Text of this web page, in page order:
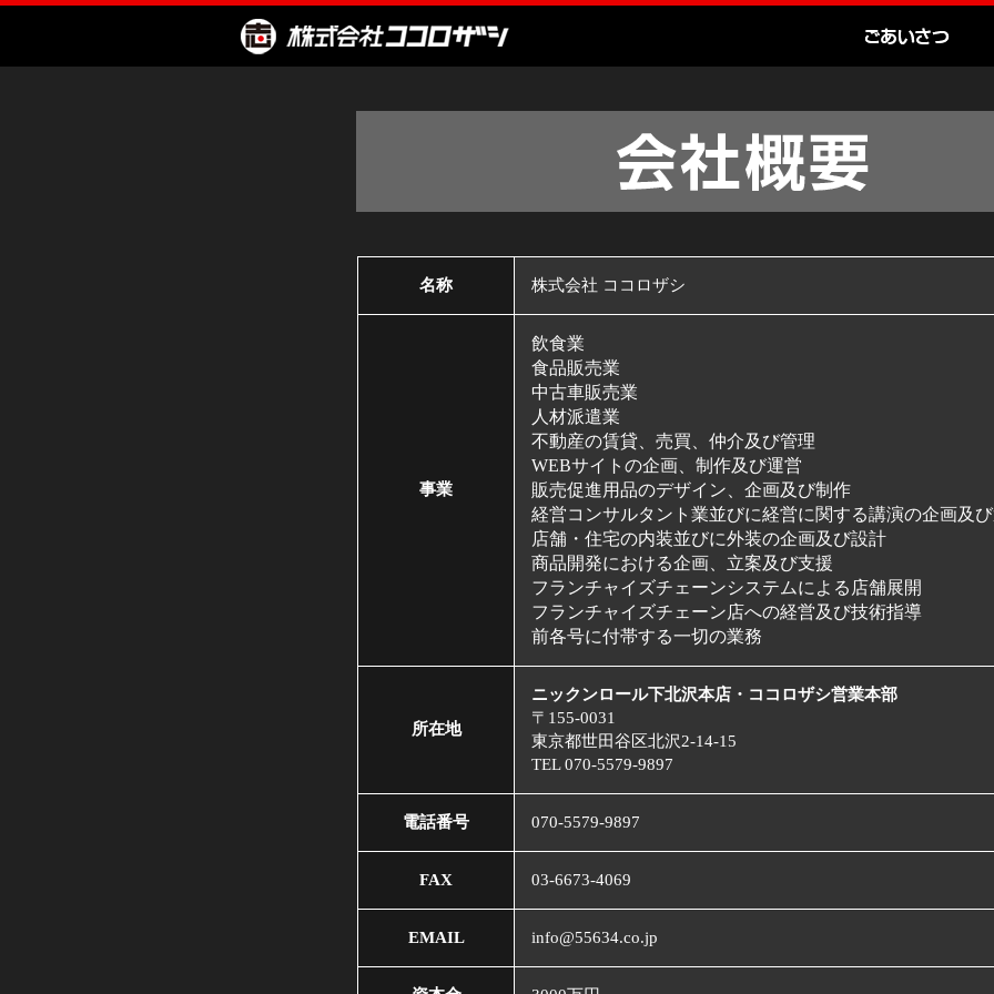
名称 株式会社 ココロザシ
事業
飲食業
食品販売業
中古車販売業
人材派遣業
不動産の賃貸、売買、仲介及び管理
WEBサイトの企画、制作及び運営
販売促進用品のデザイン、企画及び制作
経営コンサルタント業並びに経営に関する講演の企画及
店舗・住宅の内装並びに外装の企画及び設計
商品開発における企画、立案及び支援
フランチャイズチェーンシステムによる店舗展開
フランチャイズチェーン店への経営及び技術指導
前各号に付帯する一切の業務
所在地
ニックンロール下北沢本店・ココロザシ営業本部
〒155-0031
東京都世田谷区北沢2-14-15
TEL 070-5579-9897
電話番号 070-5579-9897
FAX 03-6673-4069
EMAIL info@55634.co.jp